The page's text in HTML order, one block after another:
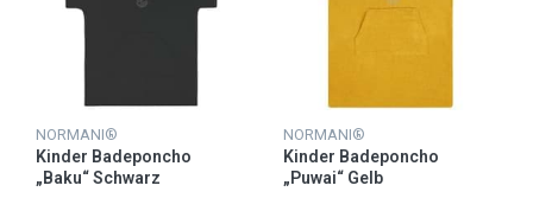
NORMANI®
Kinder Badeponcho
„Baku“ Schwarz
NORMANI®
Kinder Badeponcho
„Puwai“ Gelb